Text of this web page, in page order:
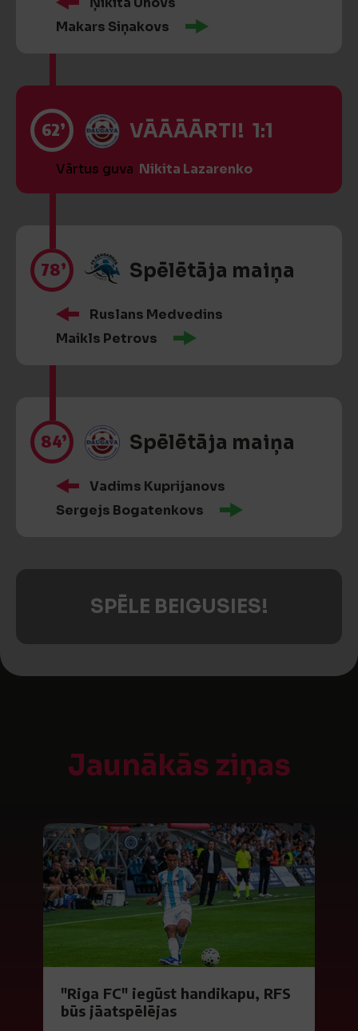
Makars Siņakovs
62’ VĀĀĀĀRTI! 1:1
Vārtus guva Nikita Lazarenko
78’ Spēlētāja maiņa
Ruslans Medvedins
Maikls Petrovs
84’ Spēlētāja maiņa
Vadims Kuprijanovs
Sergejs Bogatenkovs
SPĒLE BEIGUSIES!
Jaunākās ziņas
"Riga FC" iegūst handikapu, RFS
būs jāatspēlējas